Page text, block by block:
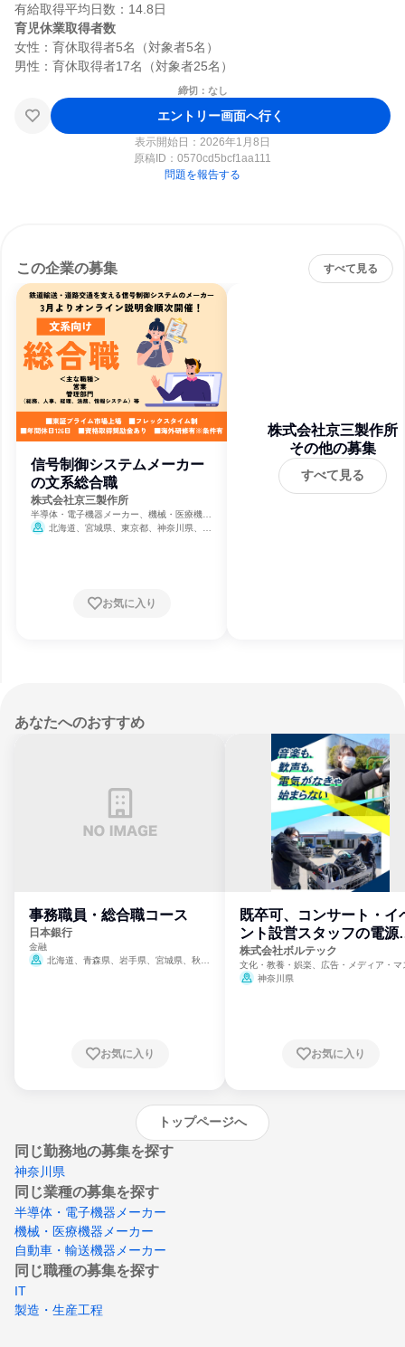
育児休業取得者数
女性：育休取得者5名（対象者5名）
締切：なし
エントリー画面へ行く
表示開始日：2026年1月8日
原稿ID： 0570cd5bcf1aa111
問題を報告する
この企業の募集 すべて見る
信号制御システムメーカー
の文系総合職
株式会社京三製作所
半導体・電子機器メーカー、機械・医療機器
メーカー、自動車・輸送機器メーカー
北海道、宮城県、東京都、神奈川県、愛
お気に入り
株式会社京三製作所
その他の募集
すべて見る
あなたへのおすすめ
事務職員・総合職コース
日本銀行
金融
北海道、青森県、岩手県、宮城県、秋田
崎県、熊本県、大分県、宮崎県、鹿児島県、
お気に入り
既卒可、コンサート・イ
ント設営スタッフの電源
門
株式会社ボルテック
文化・教養・娯楽、広告・メディア・マ
ミ、電力・ガス・水道・エネルギー
神奈川県
お気に入り
トップページへ
同じ勤務地の募集を探す
神奈川県
同じ業種の募集を探す
半導体・電子機器メーカー
機械・医療機器メーカー
自動車・輸送機器メーカー
同じ職種の募集を探す
IT
製造・生産工程